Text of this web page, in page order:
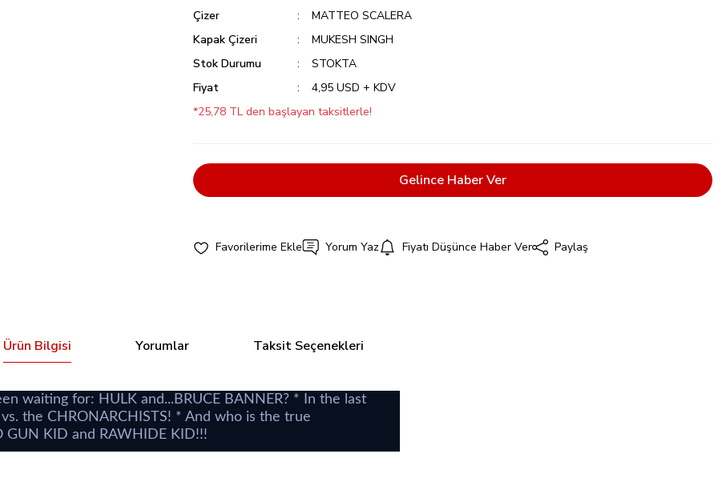
Çizer
MATTEO SCALERA
Kapak Çizeri
MUKESH SINGH
Stok Durumu
STOKTA
Fiyat
4,95 USD + KDV
*25,78 TL den başlayan taksitlerle!
Gelince Haber Ver
Yorum Yaz Fiyatı Düşünce Haber Ver Paylaş
Ürün Bilgisi Yorumlar Taksit Seçenekleri
waiting for: HULK and...BRUCE BANNER? * In the last
the CHRONARCHISTS! * And who is the true
GUN KID and RAWHIDE KID!!!